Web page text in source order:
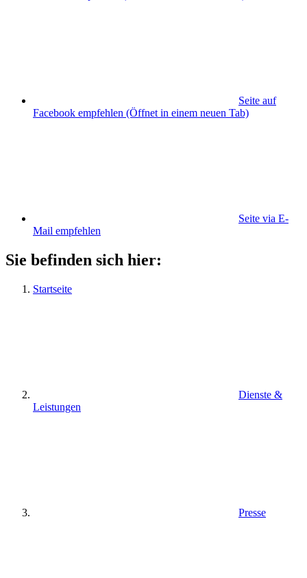
Seite auf
Facebook empfehlen (Öffnet in einem neuen Tab)
Seite via E-
Mail empfehlen
Sie befinden sich hier:
Startseite
Dienste &
Leistungen
Presse